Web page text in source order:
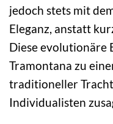
jedoch stets mit
Eleganz, anstatt
Diese evolutionäre
Tramontana zu
traditioneller
Individualisten